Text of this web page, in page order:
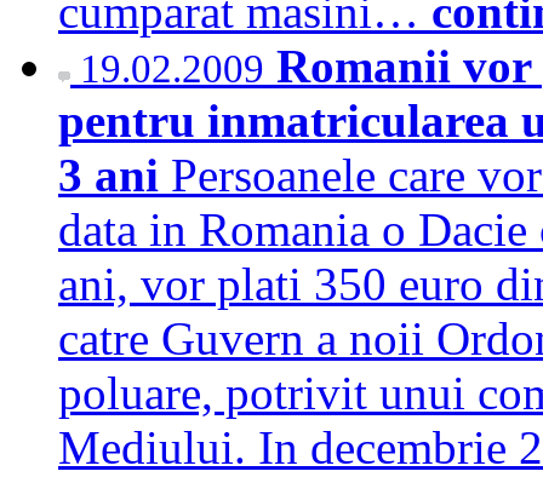
cumparat masini…
19.02.2009 Romanii vor
pentru inmatricularea
3 ani Persoanele care
data in Romania o
ani, vor plati 350 euro
catre Guvern a noii
poluare, potrivit unui
Mediului. In decembrie